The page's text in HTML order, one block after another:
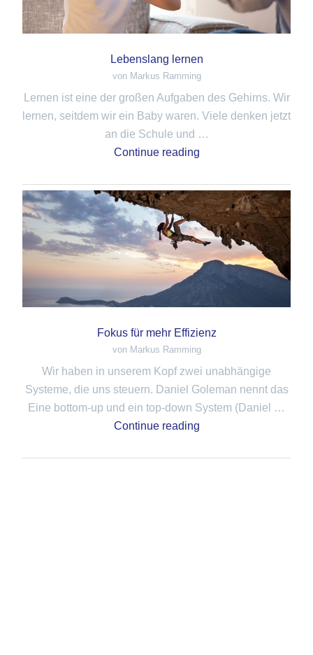
Lebenslang lernen
von Markus Ramming
Lernen ist eine der großen Aufgaben des Gehirns. Wir
lernen, seitdem wir ein Baby waren. Viele denken jetzt
an die Schule und …
Continue reading
Fokus für mehr Effizienz
von Markus Ramming
Wir haben in unserem Kopf zwei unabhängige
Systeme, die uns steuern. Daniel Goleman nennt das
Eine bottom-up und ein top-down System (Daniel …
Continue reading